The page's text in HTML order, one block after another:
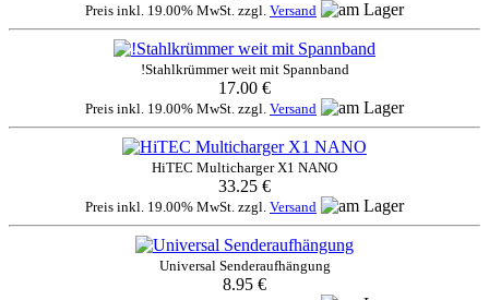
Preis inkl. 19.00% MwSt. zzgl. Versand
!Stahlkrümmer weit mit Spannband
17.00 €
Preis inkl. 19.00% MwSt. zzgl. Versand
HiTEC Multicharger X1 NANO
33.25 €
Preis inkl. 19.00% MwSt. zzgl. Versand
Universal Senderaufhängung
8.95 €